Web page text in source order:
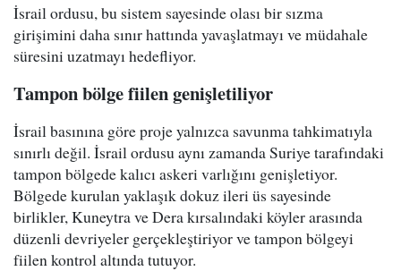
İsrail ordusu, bu sistem sayesinde olası bir sızma
girişimini daha sınır hattında yavaşlatmayı ve müdahale
süresini uzatmayı hedefliyor.
Tampon bölge fiilen genişletiliyor
İsrail basınına göre proje yalnızca savunma tahkimatıyla
sınırlı değil. İsrail ordusu aynı zamanda Suriye tarafındaki
tampon bölgede kalıcı askeri varlığını genişletiyor.
Bölgede kurulan yaklaşık dokuz ileri üs sayesinde
birlikler, Kuneytra ve Dera kırsalındaki köyler arasında
düzenli devriyeler gerçekleştiriyor ve tampon bölgeyi
fiilen kontrol altında tutuyor.